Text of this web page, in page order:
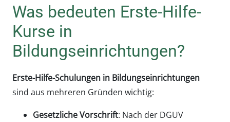
Was bedeuten Erste-Hilfe-
Kurse in
Bildungseinrichtungen?
Erste-Hilfe-Schulungen in Bildungseinrichtungen
sind aus mehreren Gründen wichtig:
Gesetzliche Vorschrift: Nach der DGUV